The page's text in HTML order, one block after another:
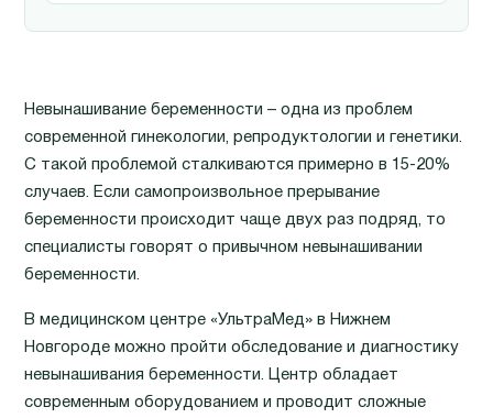
Невынашивание беременности – одна из проблем
современной гинекологии, репродуктологии и генетики.
С такой проблемой сталкиваются примерно в 15-20%
случаев. Если самопроизвольное прерывание
беременности происходит чаще двух раз подряд, то
специалисты говорят о привычном невынашивании
беременности.
В медицинском центре «УльтраМед» в Нижнем
Новгороде можно пройти обследование и диагностику
невынашивания беременности. Центр обладает
современным оборудованием и проводит сложные